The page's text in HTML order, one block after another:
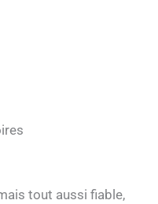
tout aussi fiable,